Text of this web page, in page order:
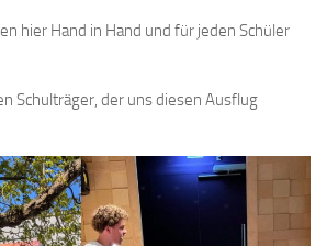
hier Hand in Hand und für jeden Schüler
Schulträger, der uns diesen Ausflug